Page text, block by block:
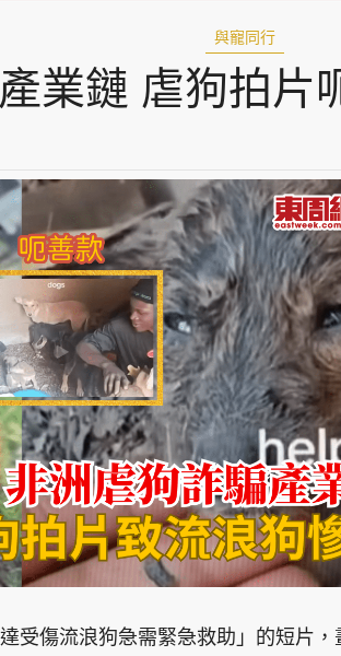
與寵同行
業鏈 虐狗拍片
受傷流浪狗急需緊急救助」的短片，